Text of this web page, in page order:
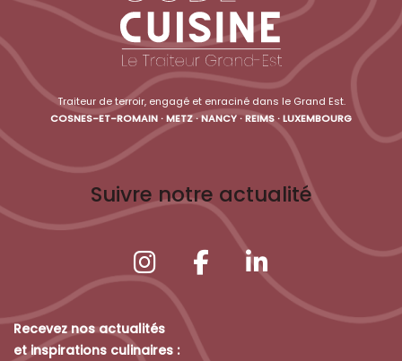
Traiteur de terroir, engagé et enraciné dans le Grand Est.
COSNES-ET-ROMAIN · METZ · NANCY · REIMS · LUXEMBOURG
Suivre notre actualité
Recevez nos actualités
et inspirations culinaires :